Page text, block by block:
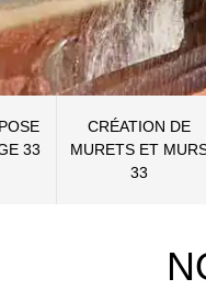
33
CRÉATION DE
MURETS ET
33